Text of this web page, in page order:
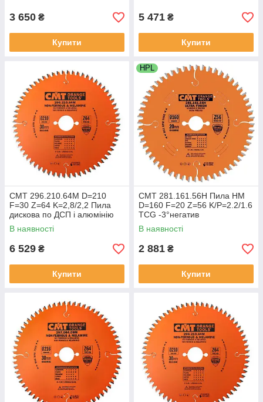
3 650 ₴
Купити
5 471 ₴
Купити
СМТ 296.210.64M D=210
F=30 Z=64 K=2,8/2,2 Пила
дискова по ДСП і алюмінію
В наявності
6 529 ₴
Купити
HPL
CMT 281.161.56H Пила HM
D=160 F=20 Z=56 K/P=2.2/1.6
TCG -3°негатив
В наявності
2 881 ₴
Купити